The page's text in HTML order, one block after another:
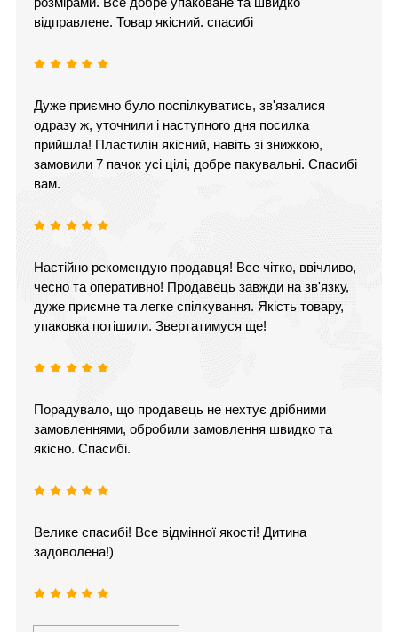
відправлене. Товар якісний. спасибі
Дуже приємно було поспілкуватись, зв'язалися
одразу ж, уточнили і наступного дня посилка
прийшла! Пластилін якісний, навіть зі знижкою,
замовили 7 пачок усі цілі, добре пакувальні. Спасибі
вам.
Настійно рекомендую продавця! Все чітко, ввічливо,
чесно та оперативно! Продавець завжди на зв'язку,
дуже приємне та легке спілкування. Якість товару,
упаковка потішили. Звертатимуся ще!
Порадувало, що продавець не нехтує дрібними
замовленнями, обробили замовлення швидко та
якісно. Спасибі.
Велике спасибі! Все відмінної якості! Дитина
задоволена!)